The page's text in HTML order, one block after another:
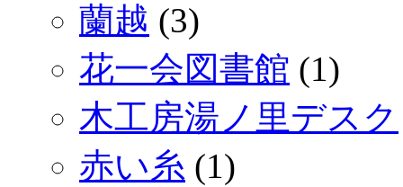
蘭越 (3)
花一会図書館 (1)
木工房湯ノ里デスク
赤い糸 (1)